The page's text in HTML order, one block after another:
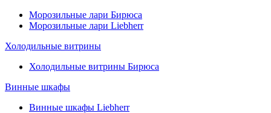
Морозильные лари Бирюса
Морозильные лари Liebherr
Холодильные витрины
Холодильные витрины Бирюса
Винные шкафы
Винные шкафы Liebherr